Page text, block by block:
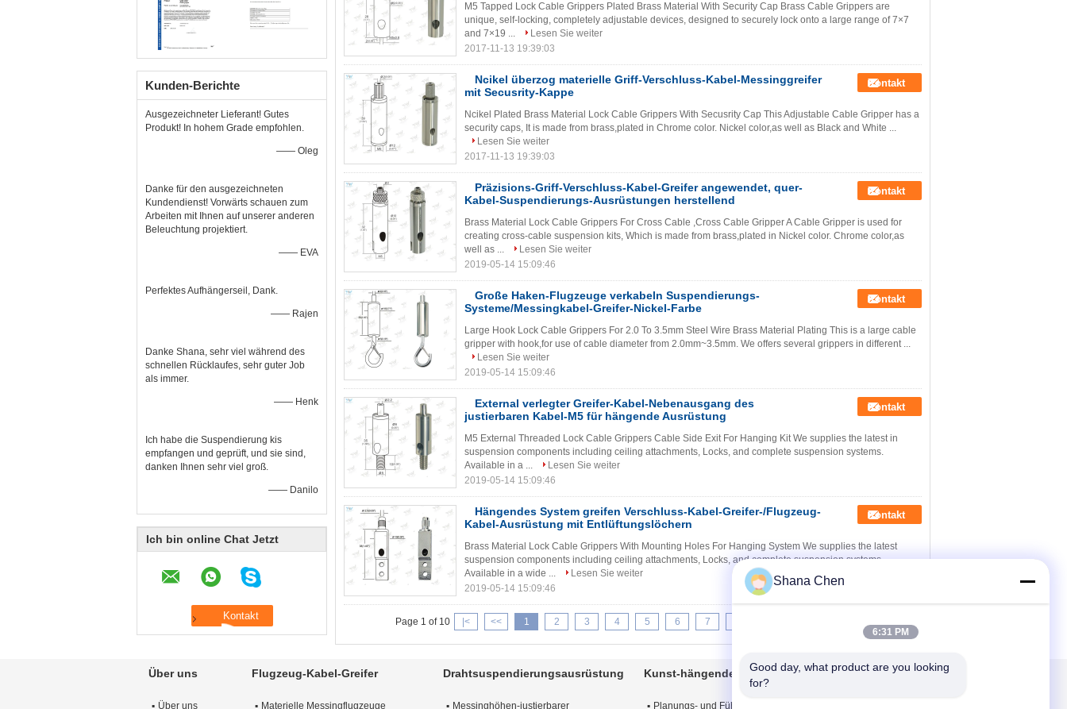
Kunden-Berichte
Ausgezeichneter Lieferant! Gutes
Produkt! In hohem Grade empfohlen.
—— Oleg
Danke für den ausgezeichneten
Kundendienst! Vorwärts schauen zum
Arbeiten mit Ihnen auf unserer anderen
Beleuchtung projektiert.
—— EVA
Perfektes Aufhängerseil, Dank.
—— Rajen
Danke Shana, sehr viel während des
schnellen Rücklaufes, sehr guter Job
als immer.
—— Henk
Ich habe die Suspendierung kis
empfangen und geprüft, und sie sind,
danken Ihnen sehr viel groß.
—— Danilo
Ich bin online Chat Jetzt
M5 Tapped Lock Cable Grippers Plated Brass Material With Security Cap Brass Cable Grippers are
unique, self-locking, completely adjustable devices, designed to securely lock onto a large range of 7×7
and 7×19 ...
Lesen Sie weiter
2017-11-13 19:39:03
Ncikel überzog materielle Griff-Verschluss-Kabel-Messinggreifer
mit Secusrity-Kappe
Kontakt
Ncikel Plated Brass Material Lock Cable Grippers With Secusrity Cap This Adjustable Cable Gripper has a
security caps, It is made from brass,plated in Chrome color. Nickel color,as well as Black and White ...
Lesen Sie weiter
2017-11-13 19:39:03
Präzisions-Griff-Verschluss-Kabel-Greifer angewendet, quer-
Kabel-Suspendierungs-Ausrüstungen herstellend
Kontakt
Brass Material Lock Cable Grippers For Cross Cable ,Cross Cable Gripper A Cable Gripper is used for
creating cross-cable suspension kits, Which is made from brass,plated in Nickel color. Chrome color,as
well as ...
Lesen Sie weiter
2019-05-14 15:09:46
Große Haken-Flugzeuge verkabeln Suspendierungs-
Systeme/Messingkabel-Greifer-Nickel-Farbe
Kontakt
Large Hook Lock Cable Grippers For 2.0 To 3.5mm Steel Wire Brass Material Plating This is a large cable
gripper with hook,for use of cable diameter from 2.0mm~3.5mm. We offers several grippers in different ...
Lesen Sie weiter
2019-05-14 15:09:46
External verlegter Greifer-Kabel-Nebenausgang des
justierbaren Kabel-M5 für hängende Ausrüstung
Kontakt
M5 External Threaded Lock Cable Grippers Cable Side Exit For Hanging Kit We supplies the latest in
suspension components including ceiling attachments, Locks, and complete suspension systems.
Available in a ...
Lesen Sie weiter
2019-05-14 15:09:46
Hängendes System greifen Verschluss-Kabel-Greifer-/Flugzeug-
Kabel-Ausrüstung mit Entlüftungslöchern
Kontakt
Brass Material Lock Cable Grippers With Mounting Holes For Hanging System We supplies the latest
suspension components including ceiling attachments, Locks, and complete suspension systems.
Available in a wide ...
Lesen Sie weiter
2019-05-14 15:09:46
Page 1 of 10 |< << 1 2 3 4 5 6 7
Über uns
Über uns
Flugzeug-Kabel-Greifer
Materielle Messingflugzeuge
Drahtsuspendierungsausrüstung
Messinghöhen-justierbarer
Kunst-hängende Systeme
Planungs- und Führungsstab
Treten Sie mit uns
Shana Chen
6:31 PM
Good day, what product are you looking
for?